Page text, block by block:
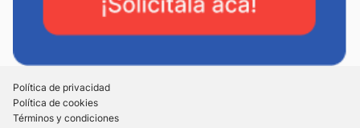
Política de privacidad
Política de cookies
Términos y condiciones